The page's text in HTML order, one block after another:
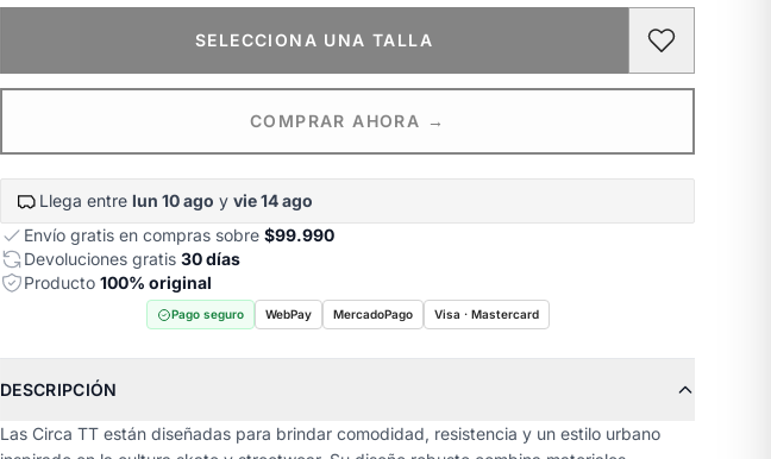
SELECCIONA UNA TALLA
COMPRAR AHORA →
Llega entre lun 10 ago y vie 14 ago
Envío gratis en compras sobre $99.990
Devoluciones gratis 30 días
Producto 100% original
Pago seguro WebPay MercadoPago Visa · Mastercard
DESCRIPCIÓN
Las Circa TT están diseñadas para brindar comodidad, resistencia y un estilo urbano